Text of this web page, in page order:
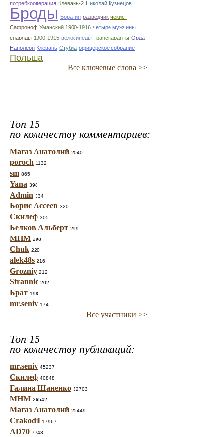
потребкооперация Клевань-2 Николай Кузнецов
Броды Боратин разведчик чекист
Сафроноф Уманский 1900-1916 четыре мужчины
снаряды 1900-1915 велосипеды транспаранты Орда
Наполеон Клевань Стубла офицерское собрание
Польша
Все ключевые слова >>
Топ 15
по количеству комментариев:
Магаз Анатолий 2040
poroch 1132
sm 865
Yana 398
Admin 334
Борис Ассеев 320
Скилеф 305
Белков Альберт 299
МНМ 298
Chuk 220
alek48s 216
Grozniy 212
Strannic 202
Брат 198
mr.seniv 174
Все участники >>
Топ 15
по количеству публикаций:
mr.seniv 45237
Скилеф 40848
Галина Шаненко 32703
МНМ 26542
Магаз Анатолий 25449
Crakodil 17967
AD70 7743